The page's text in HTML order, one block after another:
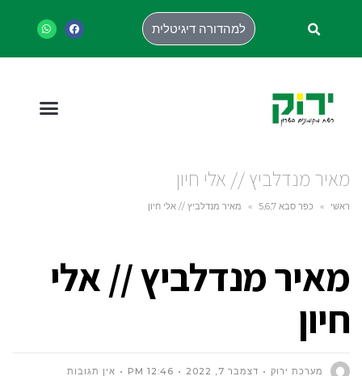
למהדורה דיגיטלית
מאיר מנדלביץ // אלי חיון
ראשי » כפר סבא 5,6,7 » מאיר מנדלביץ // אלי חיון
מאיר מנדלביץ // אלי
חיון
מערכת ירוק דצמבר 7, 2022 12:46 PM אין תגובות